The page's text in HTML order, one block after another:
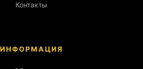
Контакты
ИНФОРМАЦИЯ